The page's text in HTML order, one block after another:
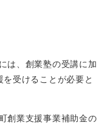
は、創業塾の受講に加
受けることが必要と
創業支援事業補助金の